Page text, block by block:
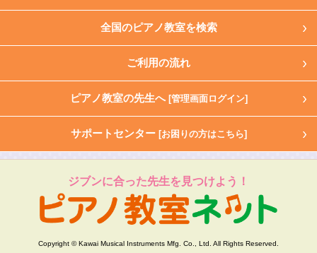
全国のピアノ教室を検索
ご利用の流れ
ピアノ教室の先生へ [管理画面ログイン]
サポートセンター [お困りの方はこちら]
ジブンに合った先生を見つけよう！
Copyright © Kawai Musical Instruments Mfg. Co., Ltd. All Rights Reserved.